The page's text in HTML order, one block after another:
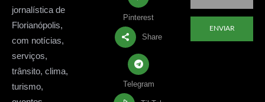
jornalística de
Florianópolis,
com notícias,
serviços,
trânsito, clima,
turismo,
Pinterest
Share
Telegram
ENVIAR